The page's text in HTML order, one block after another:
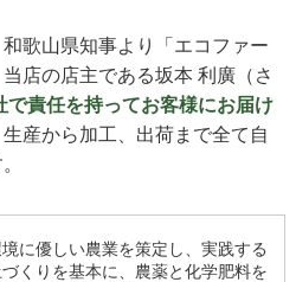
歌山県知事より「エコファー
店の店主である坂本 利廣（さ
で責任を持ってお客様にお届け
産から加工、出荷まで全て自
に優しい農業を策定し、実践する
くりを基本に、農薬と化学肥料を